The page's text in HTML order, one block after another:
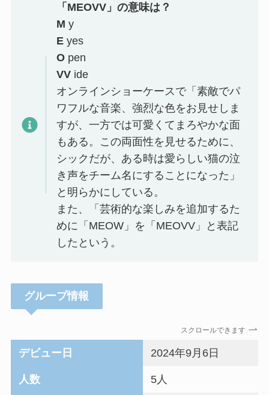
「MEOVV」の意味は？
M y
E yes
O pen
VV ide
オンラインショーケースで「素敵でパ
ワフルな音楽、強烈な色をお見せしま
すが、一方では可愛くてまろやかな面
もある。この両面性を見せるために、
シックだが、ある時は愛らしい猫の泣
き声をチーム名にすることになった」
と明らかにしている。
また、「芸術的な楽しみを追加するた
めに「MEOW」を「MEOVV」と表記
したという。
グループ情報
スクロールできます
デビュー日 2024年9月6日
人数 5人